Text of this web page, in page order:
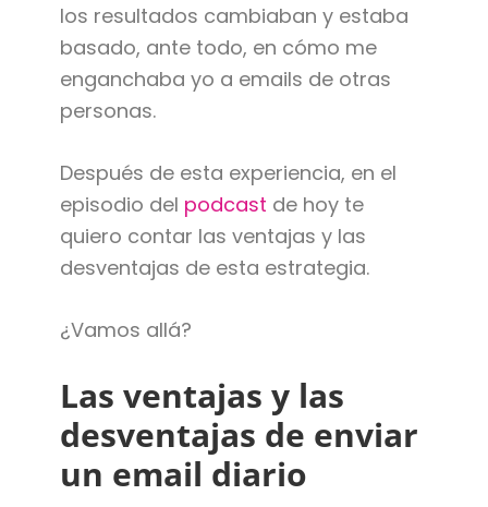
los resultados cambiaban y estaba
basado, ante todo, en cómo me
enganchaba yo a emails de otras
personas.
Después de esta experiencia, en el
episodio del podcast de hoy te
quiero contar las ventajas y las
desventajas de esta estrategia.
¿Vamos allá?
Las ventajas y las
desventajas de enviar
un email diario